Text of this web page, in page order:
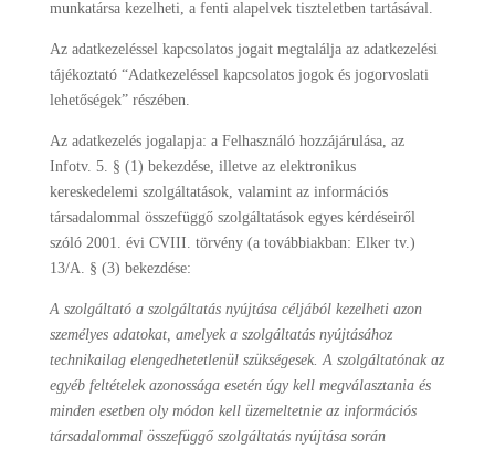
munkatársa kezelheti, a fenti alapelvek tiszteletben tartásával.
Az adatkezeléssel kapcsolatos jogait megtalálja az adatkezelési
tájékoztató “Adatkezeléssel kapcsolatos jogok és jogorvoslati
lehetőségek” részében.
Az adatkezelés jogalapja: a Felhasználó hozzájárulása, az
Infotv. 5. § (1) bekezdése, illetve az elektronikus
kereskedelemi szolgáltatások, valamint az információs
társadalommal összefüggő szolgáltatások egyes kérdéseiről
szóló 2001. évi CVIII. törvény (a továbbiakban: Elker tv.)
13/A. § (3) bekezdése:
A szolgáltató a szolgáltatás nyújtása céljából kezelheti azon
személyes adatokat, amelyek a szolgáltatás nyújtásához
technikailag elengedhetetlenül szükségesek. A szolgáltatónak az
egyéb feltételek azonossága esetén úgy kell megválasztania és
minden esetben oly módon kell üzemeltetnie az információs
társadalommal összefüggő szolgáltatás nyújtása során